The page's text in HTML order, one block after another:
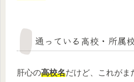
通っている高校・所属
肝心の高校名だけど、これがま